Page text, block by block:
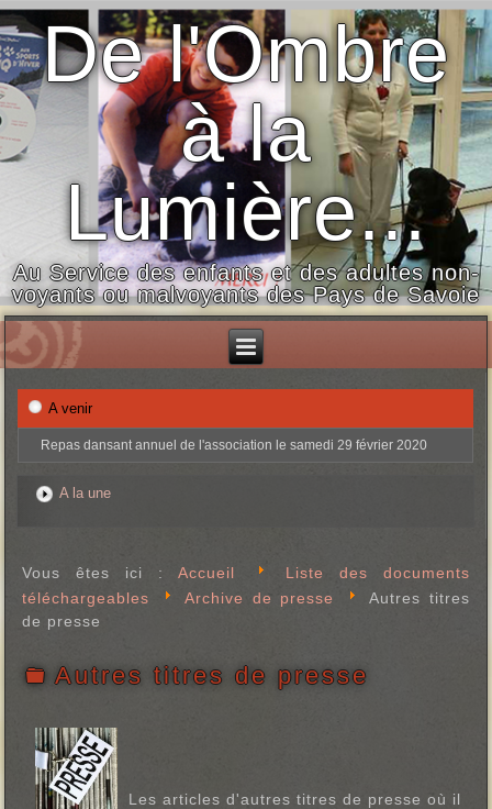
De l'Ombre
à la
Lumière...
Au Service des enfants et des adultes non-
voyants ou malvoyants des Pays de Savoie
A venir
Repas dansant annuel de l'association le samedi 29 février 2020
A la une
Vous êtes ici :Accueil
Liste des documents
téléchargeables
Archive de presse
Autres titres
de presse
f
l
d
e
r
Autres titres de presse
Les articles d'autres titres de presse où il